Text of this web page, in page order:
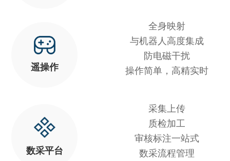
全身映射
与机器人高度集成
防电磁干扰
操作简单，高精实时
遥操作
采集上传
质检加工
审核标注一站式
数采流程管理
数采平台